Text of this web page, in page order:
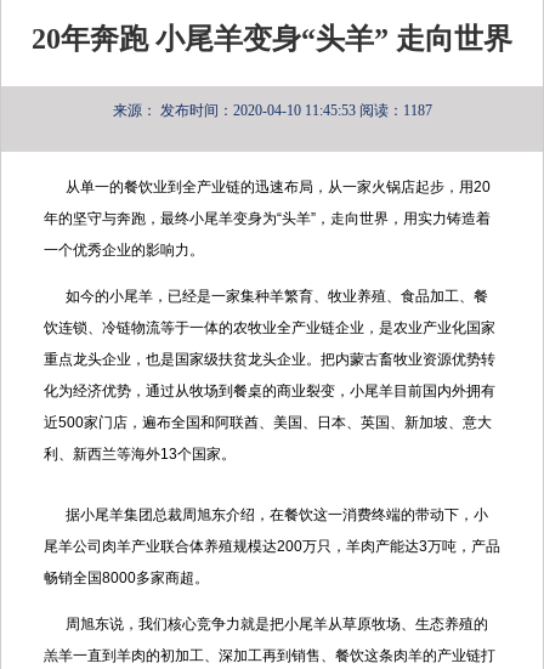
20年奔跑 小尾羊变身“头羊” 走向世界
来源： 发布时间：2020-04-10 11:45:53 阅读：1187
从单一的餐饮业到全产业链的迅速布局，从一家火锅店起步，用20
年的坚守与奔跑，最终小尾羊变身为“头羊”，走向世界，用实力铸造着
一个优秀企业的影响力。
如今的小尾羊，已经是一家集种羊繁育、牧业养殖、食品加工、餐
饮连锁、冷链物流等于一体的农牧业全产业链企业，是农业产业化国家
重点龙头企业，也是国家级扶贫龙头企业。把内蒙古畜牧业资源优势转
化为经济优势，通过从牧场到餐桌的商业裂变，小尾羊目前国内外拥有
近500家门店，遍布全国和阿联酋、美国、日本、英国、新加坡、意大
利、新西兰等海外13个国家。
据小尾羊集团总裁周旭东介绍，在餐饮这一消费终端的带动下，小
尾羊公司肉羊产业联合体养殖规模达200万只，羊肉产能达3万吨，产品
畅销全国8000多家商超。
周旭东说，我们核心竞争力就是把小尾羊从草原牧场、生态养殖的
羔羊一直到羊肉的初加工、深加工再到销售、餐饮这条肉羊的产业链打